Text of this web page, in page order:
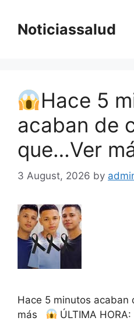
contentNoticiassalud
Hace 5
acaban de
que…Ver
3 August, 2026 by
Hace 5 minutos
más
ÚLTIMA